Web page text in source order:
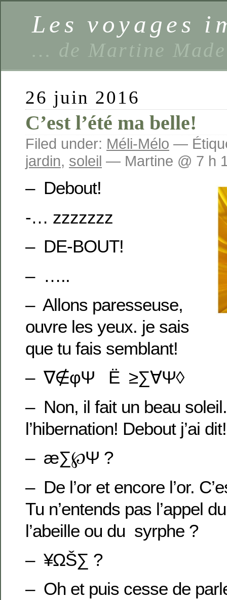
Les voyages
… de Martine
26 juin 2016
C’est l’été ma belle!
Filed under: Méli-Mélo —
jardin, soleil — Martine @ 7 h
– Debout!
-… zzzzzzz
– DE-BOUT!
– …..
– Allons paresseuse,
ouvre les yeux. je sais
que tu fais semblant!
– ∇∉φΨ Ë ≥∑∀Ψ◊
– Non, il fait un beau
l’hibernation! Debout j’ai dit!
– æ∑℘Ψ ?
– De l’or et encore l’or.
Tu n’entends pas l’appel
l’abeille ou du syrphe ?
– ¥ΩŠ∑ ?
– Oh et puis cesse de